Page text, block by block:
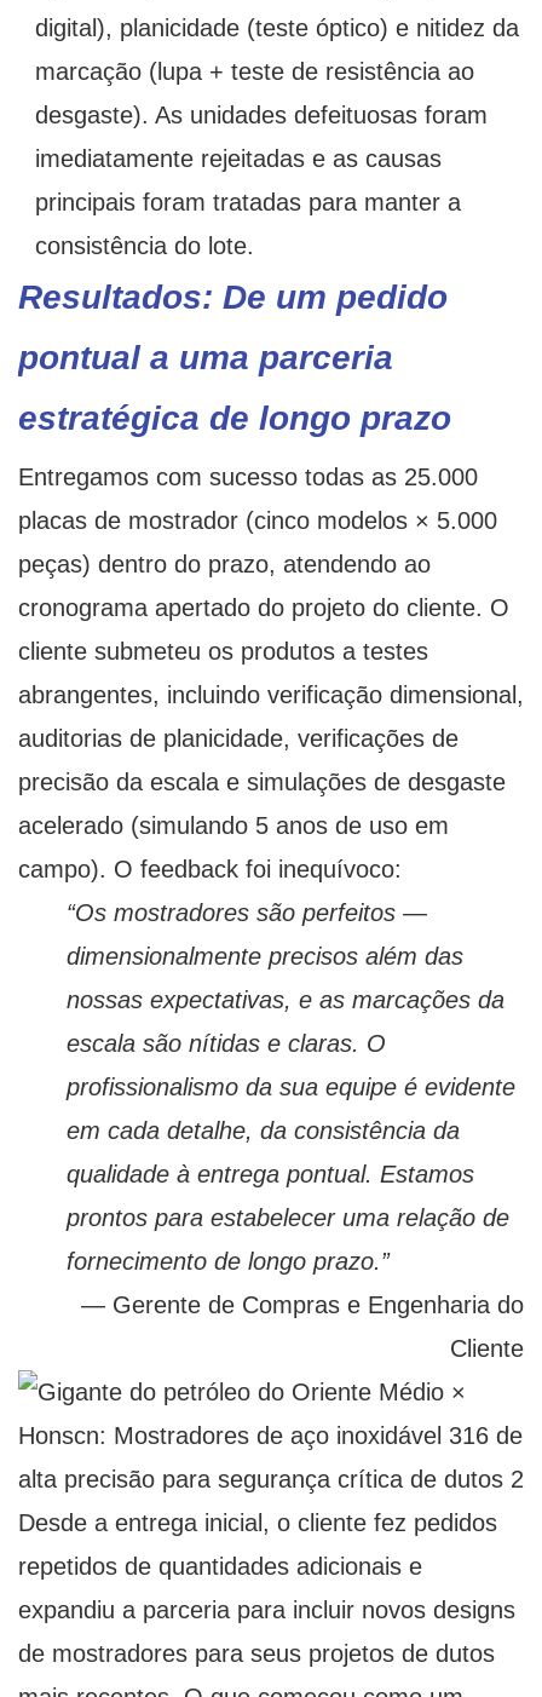
digital), planicidade (teste óptico) e nitidez da
marcação (lupa + teste de resistência ao
desgaste). As unidades defeituosas foram
imediatamente rejeitadas e as causas
principais foram tratadas para manter a
consistência do lote.
Resultados: De um pedido
pontual a uma parceria
estratégica de longo prazo
Entregamos com sucesso todas as 25.000
placas de mostrador (cinco modelos × 5.000
peças) dentro do prazo, atendendo ao
cronograma apertado do projeto do cliente. O
cliente submeteu os produtos a testes
abrangentes, incluindo verificação dimensional,
auditorias de planicidade, verificações de
precisão da escala e simulações de desgaste
acelerado (simulando 5 anos de uso em
campo). O feedback foi inequívoco:
“Os mostradores são perfeitos —
dimensionalmente precisos além das
nossas expectativas, e as marcações da
escala são nítidas e claras. O
profissionalismo da sua equipe é evidente
em cada detalhe, da consistência da
qualidade à entrega pontual. Estamos
prontos para estabelecer uma relação de
fornecimento de longo prazo.”
— Gerente de Compras e Engenharia do
Cliente
Desde a entrega inicial, o cliente fez pedidos
repetidos de quantidades adicionais e
expandiu a parceria para incluir novos designs
de mostradores para seus projetos de dutos